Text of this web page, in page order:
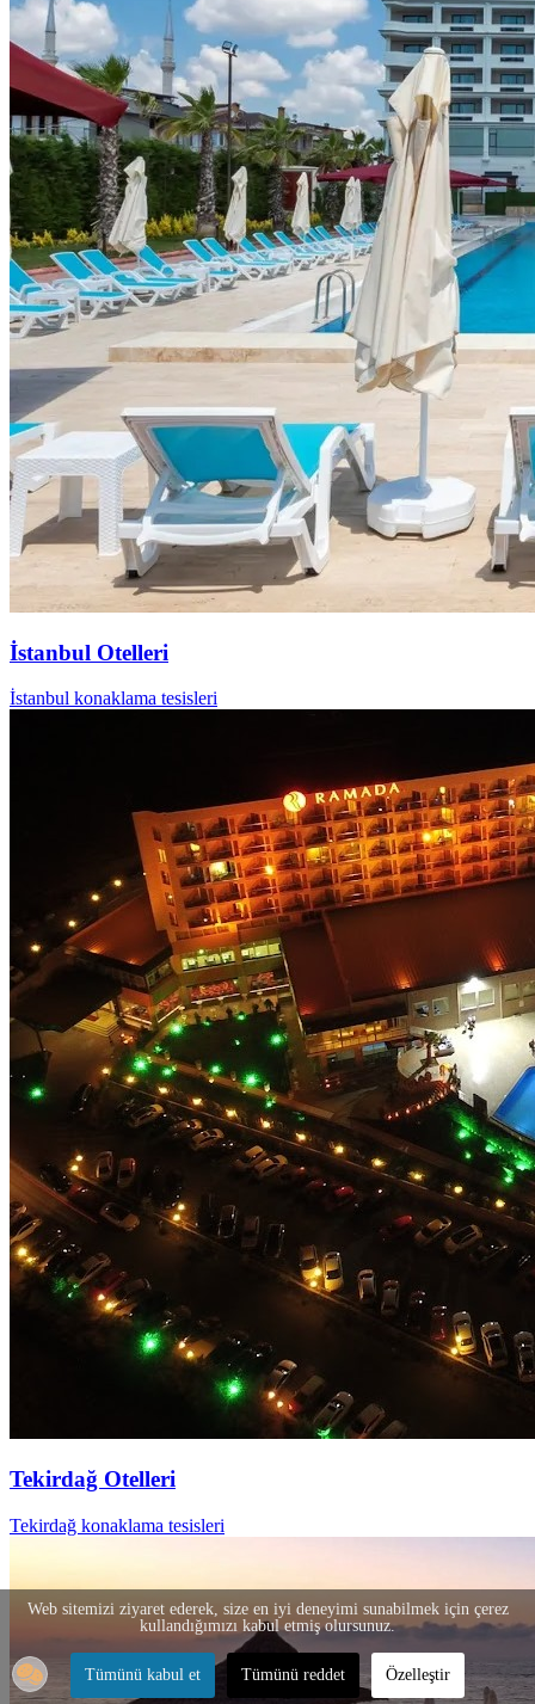
İstanbul Otelleri
İstanbul konaklama tesisleri
Tekirdağ Otelleri
Tekirdağ konaklama tesisleri
Web sitemizi ziyaret ederek, size en iyi deneyimi sunabilmek için çerez
kullandığımızı kabul etmiş olursunuz.
Tümünü kabul et Tümünü reddet Özelleştir